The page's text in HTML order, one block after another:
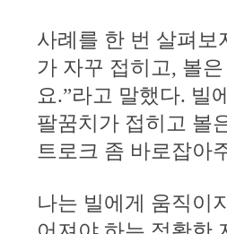
사례를 한 번 살펴보
가 자꾸 접히고, 볼
요.”라고 말했다. 빌
팔꿈치가 접히고 볼
트로크 좀 바로잡아
나는 빌에게 움직이